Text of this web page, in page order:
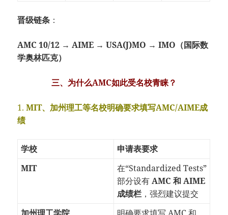
晋级链条 ：
AMC 10/12 → AIME → USA(J)MO → IMO（国际数
学奥林匹克）
三、为什么AMC如此受名校青睐？
1.MIT、加州理工等名校明确要求填写AMC/AIME成
绩
学校
申请表要求
MIT
在“Standardized Tests”
部分设有AMC 和 AIME
成绩栏 ，强烈建议提交